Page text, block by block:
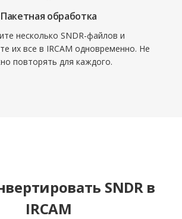
Пакетная обработка
несколько SNDR-файлов и
их все в IRCAM одновременно. Не
повторять для каждого.
SNDR в
IRCAM